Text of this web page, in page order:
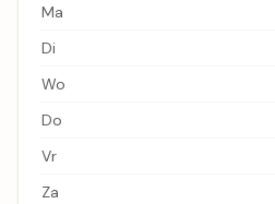
Ma
Di
Wo
Do
Vr
Za